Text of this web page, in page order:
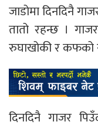
जाडोमा दिनदिनै
तातो रहन्छ ।
रुघाखोकी र कफको
दिनदिनै गाजर